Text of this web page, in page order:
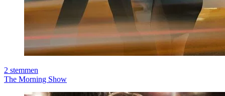
2 stemmen
The Morning Show